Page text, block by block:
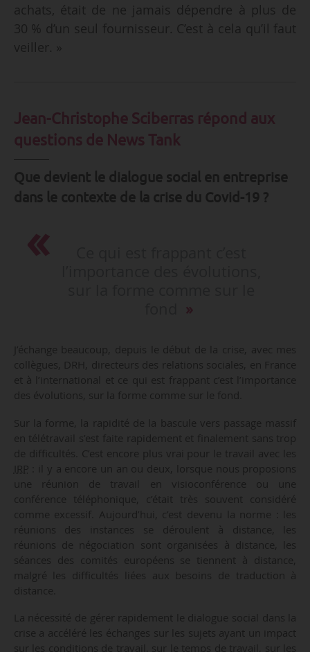
achats, était de ne jamais dépendre à plus de
30 % d’un seul fournisseur. C’est à cela qu’il faut
veiller. »
Jean-Christophe Sciberras répond aux
questions de News Tank
Que devient le dialogue social en entreprise
dans le contexte de la crise du Covid-19 ?
J’échange beaucoup, depuis le début de la crise, avec mes
collègues, DRH, directeurs des relations sociales, en France
et à l’international et ce qui est frappant c’est l’importance
des évolutions, sur la forme comme sur le fond.
Sur la forme, la rapidité de la bascule vers passage massif
en télétravail s’est faite rapidement et finalement sans trop
de difficultés. C’est encore plus vrai pour le travail avec les
IRP : il y a encore un an ou deux, lorsque nous proposions
une réunion de travail en visioconférence ou une
conférence téléphonique, c’était très souvent considéré
comme excessif. Aujourd’hui, c’est devenu la norme : les
réunions des instances se déroulent à distance, les
réunions de négociation sont organisées à distance, les
séances des comités européens se tiennent à distance,
malgré les difficultés liées aux besoins de traduction à
distance.
La nécessité de gérer rapidement le dialogue social dans la
crise a accéléré les échanges sur les sujets ayant un impact
sur les conditions de travail, sur le temps de travail, sur les